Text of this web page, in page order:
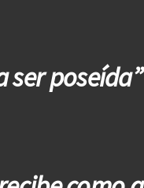
ser poseída”